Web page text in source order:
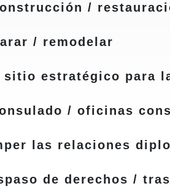
/
/ remodelar
sitio estratégico para
/ oficinas
las relaciones
de derechos /